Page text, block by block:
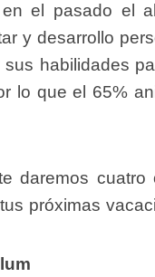
el pasado el
y desarrollo
habilidades
lo que el 65%
daremos
próximas